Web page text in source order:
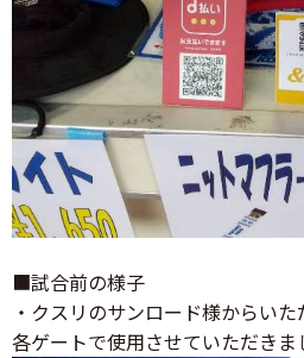
■試合前の様子
・クスリのサンロード様からい
各ゲートで使用させていただきま